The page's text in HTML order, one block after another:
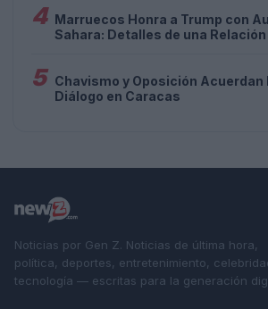
4 Marruecos Honra a Trump con
Sahara: Detalles de una
5 Chavismo y Oposición Acuerdan
Diálogo en Caracas
Noticias por Gen Z. Noticias de última hora,
política, deportes, entretenimiento,
tecnología — escritas para la generación